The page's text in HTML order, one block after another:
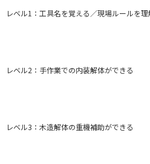
レベル1：工具名を覚える／現場ルールを理
レベル2：手作業での内装解体ができる
レベル3：木造解体の重機補助ができる